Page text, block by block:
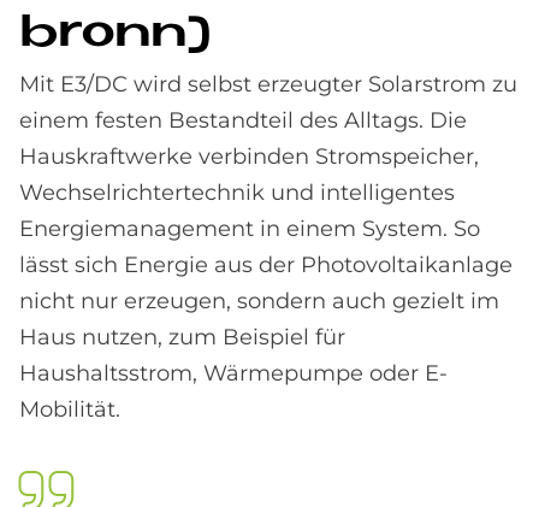
bronn)
Mit E3/DC wird selbst erzeugter Solarstrom zu
einem festen Bestandteil des Alltags. Die
Hauskraftwerke verbinden Stromspeicher,
Wechselrichtertechnik und intelligentes
Energiemanagement in einem System. So
lässt sich Energie aus der Photovoltaikanlage
nicht nur erzeugen, sondern auch gezielt im
Haus nutzen, zum Beispiel für
Haushaltsstrom, Wärmepumpe oder E-
Mobilität.